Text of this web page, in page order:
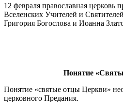
12 февраля православная церковь
Вселенских Учителей и
Григория Богослова и Иоанна
Понятие
Понятие «святые отцы Церкви»
церковного Предания.